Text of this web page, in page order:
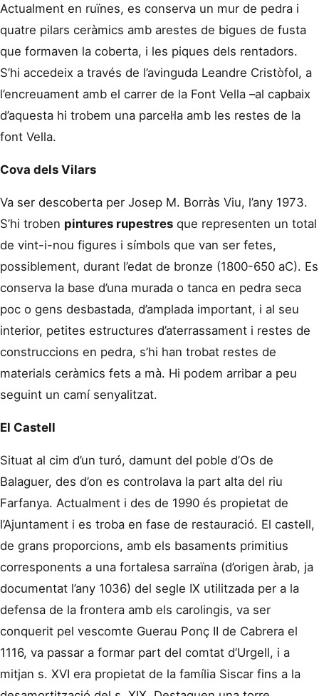
Actualment en ruïnes, es conserva un mur de pedra i
quatre pilars ceràmics amb arestes de bigues de fusta
que formaven la coberta, i les piques dels rentadors.
S’hi accedeix a través de l’avinguda Leandre Cristòfol, a
l’encreuament amb el carrer de la Font Vella –al capbaix
d’aquesta hi trobem una parcel·la amb les restes de la
font Vella.
Cova dels Vilars
Va ser descoberta per Josep M. Borràs Viu, l’any 1973.
S’hi troben pintures rupestres que representen un total
de vint-i-nou figures i símbols que van ser fetes,
possiblement, durant l’edat de bronze (1800-650 aC). Es
conserva la base d’una murada o tanca en pedra seca
poc o gens desbastada, d’amplada important, i al seu
interior, petites estructures d’aterrassament i restes de
construccions en pedra, s’hi han trobat restes de
materials ceràmics fets a mà. Hi podem arribar a peu
seguint un camí senyalitzat.
El Castell
Situat al cim d’un turó, damunt del poble d’Os de
Balaguer, des d’on es controlava la part alta del riu
Farfanya. Actualment i des de 1990 és propietat de
l’Ajuntament i es troba en fase de restauració. El castell,
de grans proporcions, amb els basaments primitius
corresponents a una fortalesa sarraïna (d’origen àrab, ja
documentat l’any 1036) del segle IX utilitzada per a la
defensa de la frontera amb els carolingis, va ser
conquerit pel vescomte Guerau Ponç II de Cabrera el
1116, va passar a formar part del comtat d’Urgell, i a
mitjan s. XVI era propietat de la família Siscar fins a la